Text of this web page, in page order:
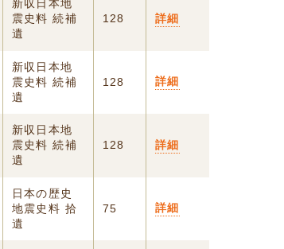
新収日本地
震史料 続補
遺
128 詳細
新収日本地
震史料 続補
遺
128 詳細
新収日本地
震史料 続補
遺
128 詳細
日本の歴史
地震史料 拾
遺
75 詳細